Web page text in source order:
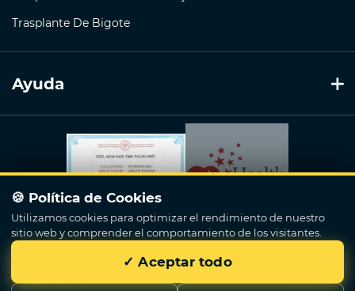
Trasplante De Bigote
Ayuda
🍪 Política de Cookies
Utilizamos cookies para optimizar el rendimiento de nuestro
sitio web y comprender el comportamiento de los visitantes.
✓ Aceptar todo